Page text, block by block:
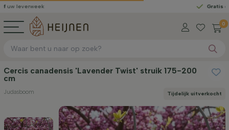
Gratis geleverd
0
Cercis canadensis 'Lavender Twist' struik 175-200
cm
Judasboom Tijdelijk uitverkocht